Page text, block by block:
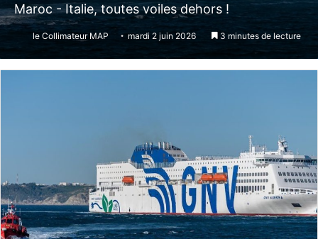
Maroc - Italie, toutes voiles dehors !
le Collimateur MAP mardi 2 juin 2026 3 minutes de lecture